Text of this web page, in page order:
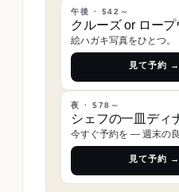
午後 · $42～
クルーズ or ロープ
絵ハガキ写真をひとつ。
見て予約 →
夜 · $78～
シェフの一皿ディ
今すぐ予約を ― 週末の
見て予約 →